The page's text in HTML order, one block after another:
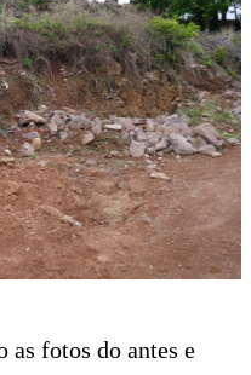
as fotos do antes e